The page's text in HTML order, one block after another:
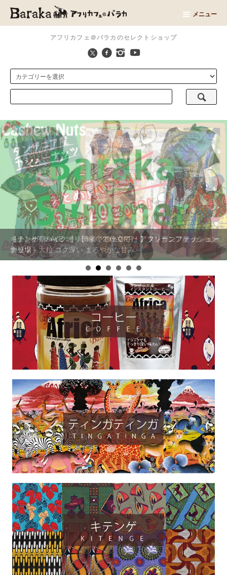
アフリカフェ＠バラカのセレクトショップ
メニュー
キテンゲ◇ハイクオリティ◇で仕立てた アフリカンファッション
新登場
【まとめ割SALE！】【3個で20％OFF！】タンザニア産 カシュー
ナッツ～大粒 コク深い まろやかな甘み～